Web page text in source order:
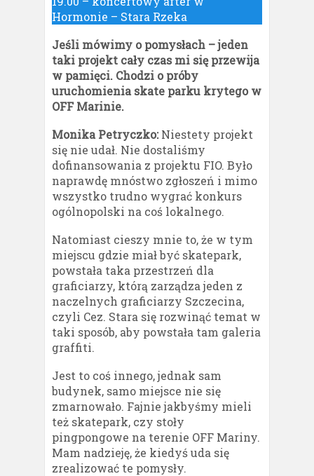
Hormonie – Stara Rzeka
Jeśli mówimy o pomysłach – jeden
taki projekt cały czas mi się przewija
w pamięci. Chodzi o próby
uruchomienia skate parku krytego w
OFF Marinie.
Monika Petryczko:Niestety projekt
się nie udał. Nie dostaliśmy
dofinansowania z projektu FIO. Było
naprawdę mnóstwo zgłoszeń i mimo
wszystko trudno wygrać konkurs
ogólnopolski na coś lokalnego.
Natomiast cieszy mnie to, że w tym
miejscu gdzie miał być skatepark,
powstała taka przestrzeń dla
graficiarzy, którą zarządza jeden z
naczelnych graficiarzy Szczecina,
czyli Cez. Stara się rozwinąć temat w
taki sposób, aby powstała tam galeria
graffiti.
Jest to coś innego, jednak sam
budynek, samo miejsce nie się
zmarnowało. Fajnie jakbyśmy mieli
też skatepark, czy stoły
pingpongowe na terenie OFF Mariny.
Mam nadzieję, że kiedyś uda się
zrealizować te pomysły.